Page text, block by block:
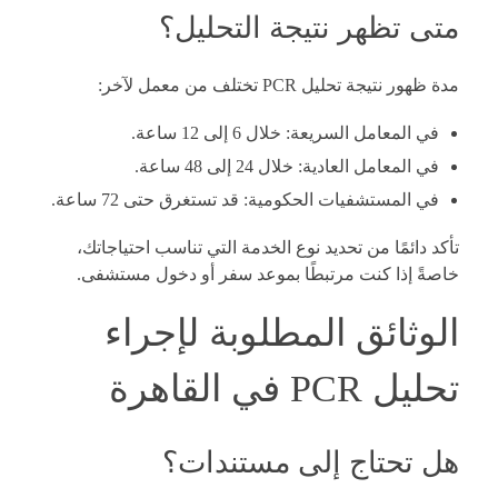
متى تظهر نتيجة التحليل؟
مدة ظهور نتيجة تحليل PCR تختلف من معمل لآخر:
في المعامل السريعة: خلال 6 إلى 12 ساعة.
في المعامل العادية: خلال 24 إلى 48 ساعة.
في المستشفيات الحكومية: قد تستغرق حتى 72 ساعة.
تأكد دائمًا من تحديد نوع الخدمة التي تناسب احتياجاتك،
خاصةً إذا كنت مرتبطًا بموعد سفر أو دخول مستشفى.
الوثائق المطلوبة لإجراء
تحليل PCR في القاهرة
هل تحتاج إلى مستندات؟